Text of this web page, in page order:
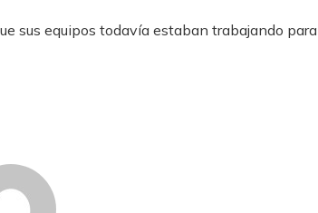
sus equipos todavía estaban trabajando para